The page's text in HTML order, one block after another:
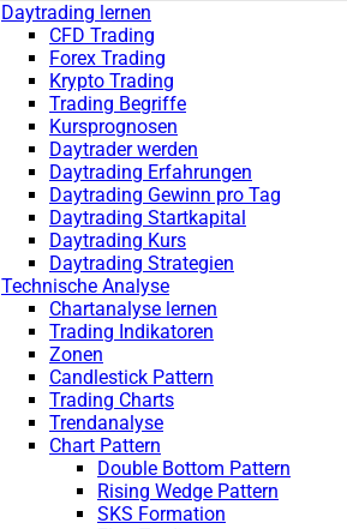
Daytrading lernen
CFD Trading
Forex Trading
Krypto Trading
Trading Begriffe
Kursprognosen
Daytrader werden
Daytrading Erfahrungen
Daytrading Gewinn pro Tag
Daytrading Startkapital
Daytrading Kurs
Daytrading Strategien
Technische Analyse
Chartanalyse lernen
Trading Indikatoren
Zonen
Candlestick Pattern
Trading Charts
Trendanalyse
Chart Pattern
Double Bottom Pattern
Rising Wedge Pattern
SKS Formation